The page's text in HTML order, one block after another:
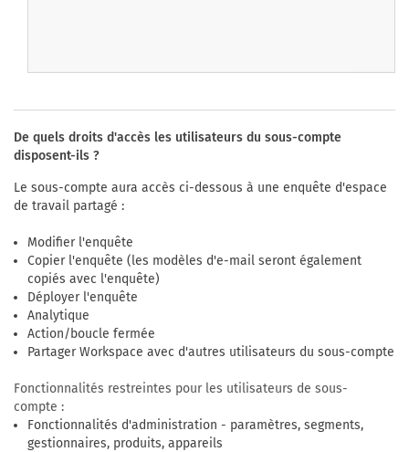
De quels droits d'accès les utilisateurs du sous-compte
disposent-ils ?
Le sous-compte aura accès ci-dessous à une enquête d'espace
de travail partagé :
Modifier l'enquête
Copier l'enquête (les modèles d'e-mail seront également
copiés avec l'enquête)
Déployer l'enquête
Analytique
Action/boucle fermée
Partager Workspace avec d'autres utilisateurs du sous-compte
Fonctionnalités restreintes pour les utilisateurs de sous-
compte :
Fonctionnalités d'administration - paramètres, segments,
gestionnaires, produits, appareils